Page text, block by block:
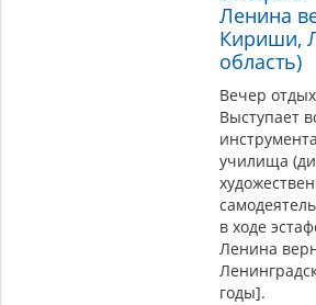
Ленина
Кириши,
область)
Вечер
Выступает
училища
в ходе
Ленина
годы].